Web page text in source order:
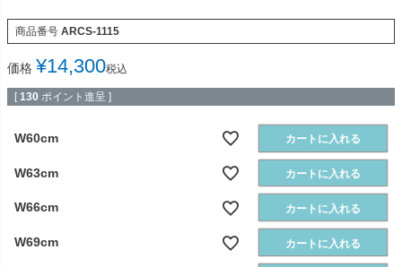
商品番号 ARCS-1115
価格 ¥14,300税込
[ 130 ポイント進呈 ]
W60cm カートに入れる
W63cm カートに入れる
W66cm カートに入れる
W69cm カートに入れる